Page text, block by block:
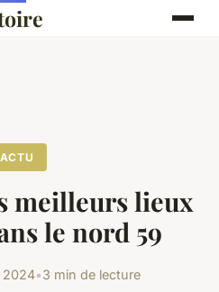
ACTU
meilleurs lieux
le nord 59
2024•3 min de lecture